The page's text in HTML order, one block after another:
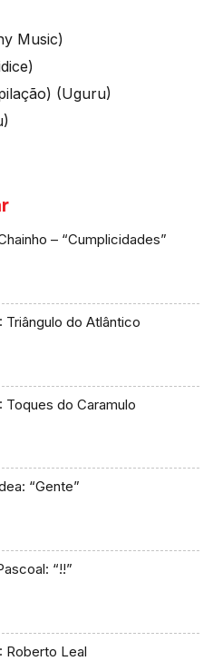
Music)
(Uguru)
– “Cumplicidades”
Triângulo do Atlântico
Toques do Caramulo
“Gente”
“!!”
Roberto Leal